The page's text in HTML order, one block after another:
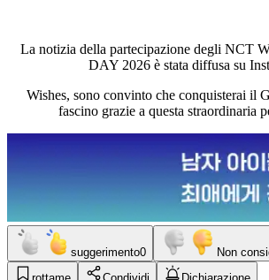
La notizia della partecipazione degli NCT
DAY 2026 è stata diffusa su
Wishes, sono convinto che conquisterai il
fascino grazie a questa straordinaria
suggerimento0 Non